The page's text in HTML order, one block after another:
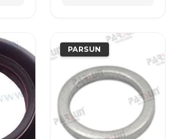
PARSUN